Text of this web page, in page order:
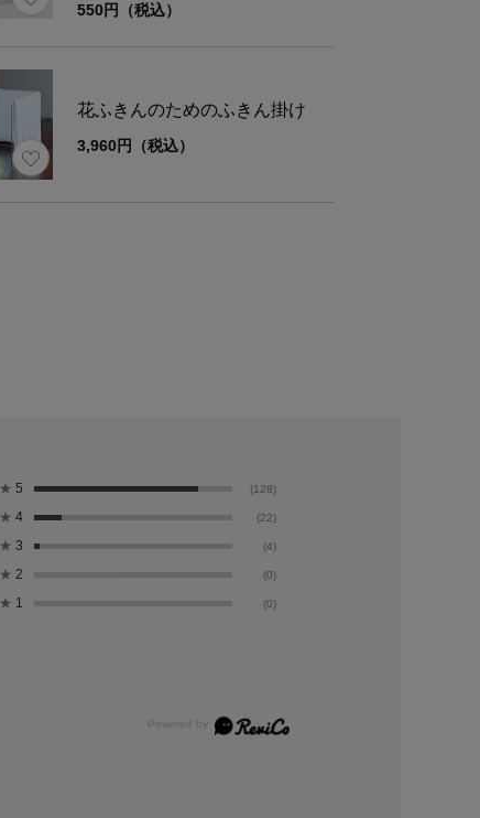
約30×40
550円（税込）
花ふきんのためのふきん掛け
3,960円（税込）
★ 5 (128)
★ 4 (22)
★ 3 (4)
★ 2 (0)
★ 1 (0)